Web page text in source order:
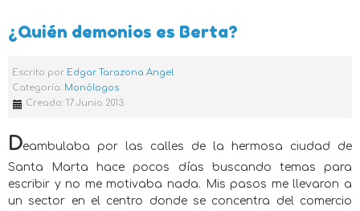
¿Quién demonios es Berta?
Escrito por Edgar Tarazona Angel
Categoría: Monólogos
Creado: 17 Junio 2013
Deambulaba por las calles de la hermosa ciudad de
Santa Marta hace pocos días buscando temas para
escribir y no me motivaba nada. Mis pasos me llevaron a
un sector en el centro donde se concentra del comercio